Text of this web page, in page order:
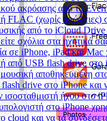
ακρόασης από το
FLAC (χωρίς απώλειες)
από το iCloud
σχόλια στα ηχητικά
σε iPhone, iPad και
από USB flash drive στο
αποθηκευμένη
drive στο iPhone και
ισοσταθμιστή ήχου στο
στο iPhone
cloud και να τα